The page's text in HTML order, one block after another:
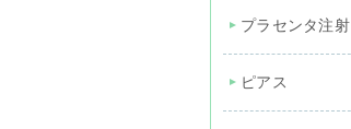
プラセンタ注射
ピアス